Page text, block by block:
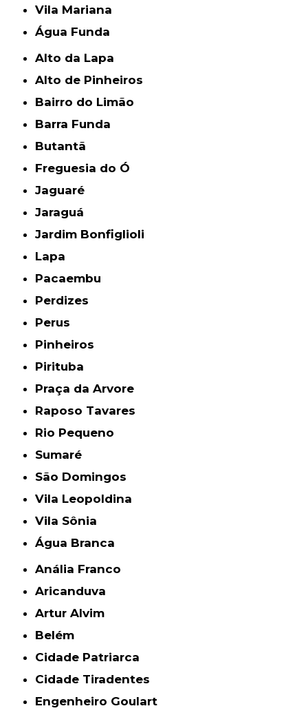
Vila Mariana
Água Funda
Alto da Lapa
Alto de Pinheiros
Bairro do Limão
Barra Funda
Butantã
Freguesia do Ó
Jaguaré
Jaraguá
Jardim Bonfiglioli
Lapa
Pacaembu
Perdizes
Perus
Pinheiros
Pirituba
Praça da Arvore
Raposo Tavares
Rio Pequeno
Sumaré
São Domingos
Vila Leopoldina
Vila Sônia
Água Branca
Anália Franco
Aricanduva
Artur Alvim
Belém
Cidade Patriarca
Cidade Tiradentes
Engenheiro Goulart